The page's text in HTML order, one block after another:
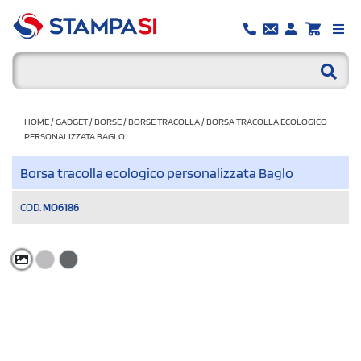
HOME/GADGET/BORSE/BORSE TRACOLLA/BORSA TRACOLLA ECOLOGICO
PERSONALIZZATA BAGLO
Borsa tracolla ecologico personalizzata Baglo
COD. MO6186